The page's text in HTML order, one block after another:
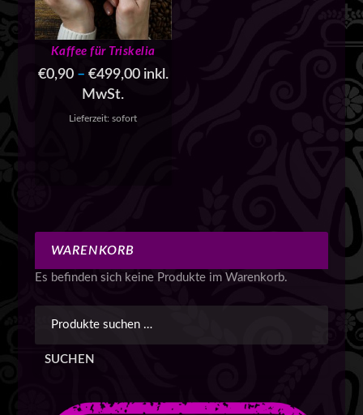
Kaffee für Triskelia
€0,90– €499,00 inkl.
MwSt.
Lieferzeit:sofort
WARENKORB
Es befinden sich keine Produkte im Warenkorb.
SUCHEN